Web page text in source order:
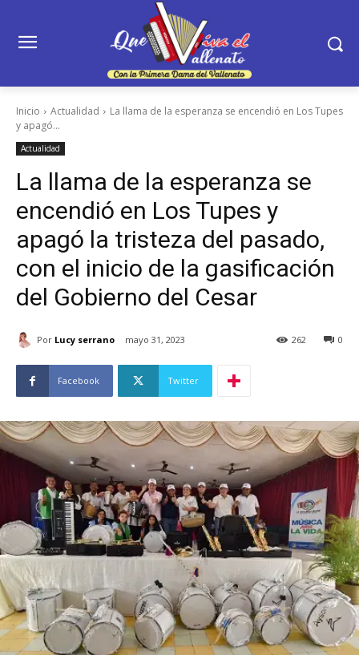
Inicio Actualidad
La llama de la esperanza se encendió en Los Tupes
y apagó...
Actualidad
La llama de la esperanza se
encendió en Los Tupes y
apagó la tristeza del pasado,
con el inicio de la gasificación
del Gobierno del Cesar
Por Lucy serrano mayo 31, 2023 0
262
Facebook Twitter